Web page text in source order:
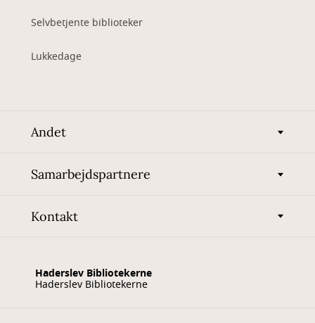
Selvbetjente biblioteker
Lukkedage
Andet
Samarbejdspartnere
Kontakt
Haderslev Bibliotekerne
Haderslev Bibliotekerne